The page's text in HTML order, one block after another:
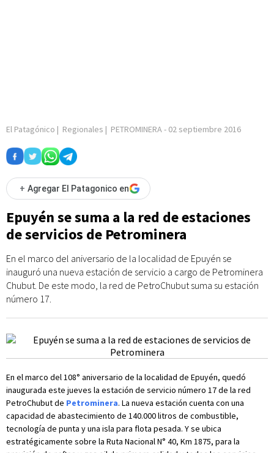
El Patagónico | Regionales | PETROMINERA- 02 septiembre 2016
+ Agregar El Patagonico en
Epuyén se suma a la red de estaciones
de servicios de Petrominera
En el marco del aniversario de la localidad de Epuyén se
inauguró una nueva estación de servicio a cargo de Petrominera
Chubut. De este modo, la red de PetroChubut suma su estación
número 17.
En el marco del 108° aniversario de la localidad de Epuyén, quedó
inaugurada este jueves la estación de servicio número 17 de la red
PetroChubut de Petrominera. La nueva estación cuenta con una
capacidad de abastecimiento de 140.000 litros de combustible,
tecnología de punta y una isla para flota pesada. Y se ubica
estratégicamente sobre la Ruta Nacional N° 40, Km 1875, para la